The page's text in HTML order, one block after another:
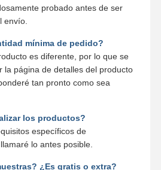
probado antes de ser
envío.
mínima de pedido?
es diferente, por lo que se
la página de detalles del producto
tan pronto como sea
los productos?
específicos de
lo antes posible.
¿Es gratis o extra?